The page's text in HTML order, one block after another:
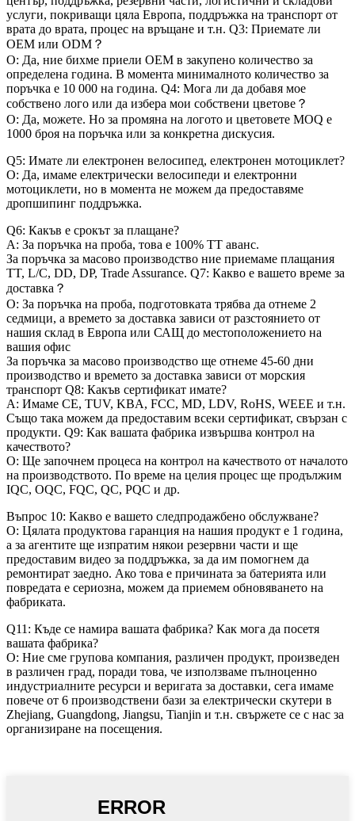
услуги, покриващи цяла Европа, поддръжка на транспорт от
врата до врата, процес на връщане и т.н. Q3: Приемате ли
OEM или ODM？
О: Да, ние бихме приели OEM в закупено количество за
определена година. В момента минималното количество за
поръчка е 10 000 на година. Q4: Мога ли да добавя мое
собствено лого или да избера мои собствени цветове？
О: Да, можете. Но за промяна на логото и цветовете MOQ е
1000 броя на поръчка или за конкретна дискусия.
Q5: Имате ли електронен велосипед, електронен мотоциклет?
О: Да, имаме електрически велосипеди и електронни
мотоциклети, но в момента не можем да предоставяме
дропшипинг поддръжка.
Q6: Какъв е срокът за плащане?
A: За поръчка на проба, това е 100% TT аванс.
За поръчка за масово производство ние приемаме плащания
TT, L/C, DD, DP, Trade Assurance. Q7: Какво е вашето време за
доставка？
О: За поръчка на проба, подготовката трябва да отнеме 2
седмици, а времето за доставка зависи от разстоянието от
нашия склад в Европа или САЩ до местоположението на
вашия офис
За поръчка за масово производство ще отнеме 45-60 дни
производство и времето за доставка зависи от морския
транспорт Q8: Какъв сертификат имате?
A: Имаме CE, TUV, KBA, FCC, MD, LDV, RoHS, WEEE и т.н.
Също така можем да предоставим всеки сертификат, свързан с
продукти. Q9: Как вашата фабрика извършва контрол на
качеството?
О: Ще започнем процеса на контрол на качеството от началото
на производството. По време на целия процес ще продължим
IQC, OQC, FQC, QC, PQC и др.
Въпрос 10: Какво е вашето следпродажбено обслужване?
О: Цялата продуктова гаранция на нашия продукт е 1 година,
а за агентите ще изпратим някои резервни части и ще
предоставим видео за поддръжка, за да им помогнем да
ремонтират заедно. Ако това е причината за батерията или
повредата е сериозна, можем да приемем обновяването на
фабриката.
Q11: Къде се намира вашата фабрика? Как мога да посетя
вашата фабрика?
О: Ние сме групова компания, различен продукт, произведен
в различен град, поради това, че използваме пълноценно
индустриалните ресурси и веригата за доставки, сега имаме
повече от 6 производствени бази за електрически скутери в
Zhejiang, Guangdong, Jiangsu, Tianjin и т.н. свържете се с нас за
организиране на посещения.